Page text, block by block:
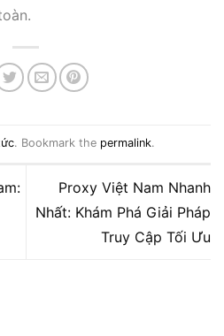
. Bookmark the permalink.
Proxy Việt Nam Nhanh
Nhất: Khám Phá Giải Pháp
Truy Cập Tối Ưu